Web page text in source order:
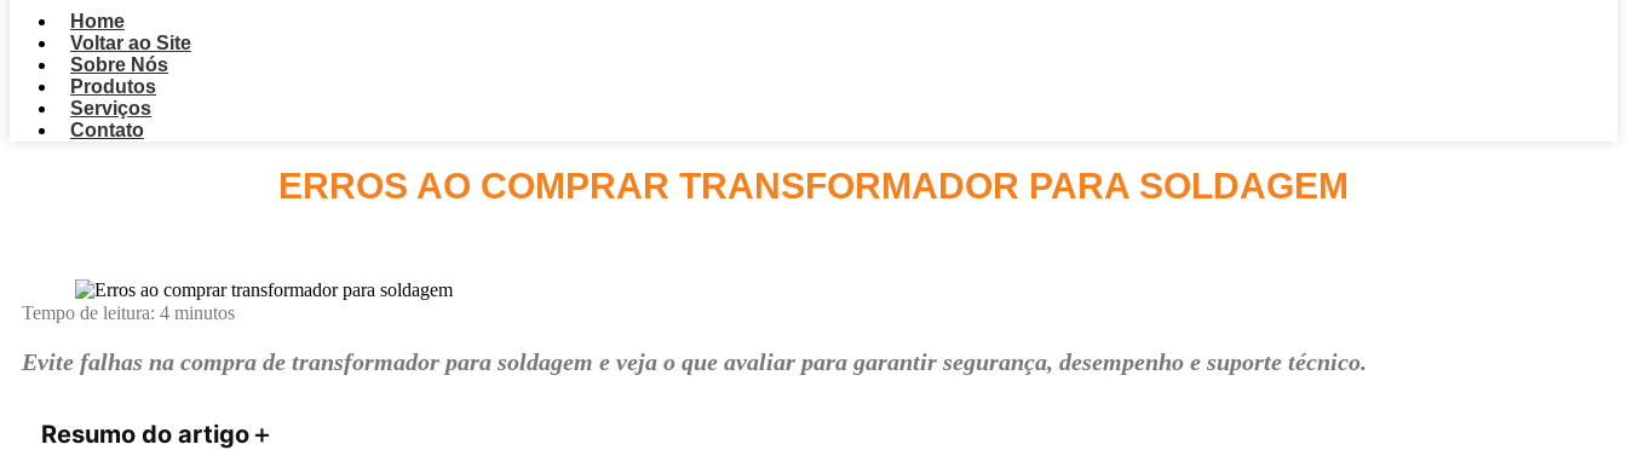
Home
Voltar ao Site
Sobre Nós
Produtos
Serviços
Contato
ERROS AO COMPRAR TRANSFORMADOR PARA SOLDAGEM
Tempo de leitura: 4 minutos
Evite falhas na compra de transformador para soldagem e veja o que avaliar para garantir segurança, desempenho e suporte técnico.
Resumo do artigo＋